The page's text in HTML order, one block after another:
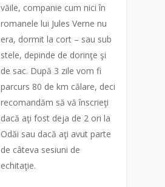
văile, companie cum nici în
romanele lui Jules Verne nu
era, dormit la cort – sau sub
stele, depinde de dorinţe şi
de sac. După 3 zile vom fi
parcurs 80 de km călare, deci
recomandăm să vă înscrieţi
dacă aţi fost deja de 2 ori la
Odăi sau dacă aţi avut parte
de câteva sesiuni de
echitaţie.